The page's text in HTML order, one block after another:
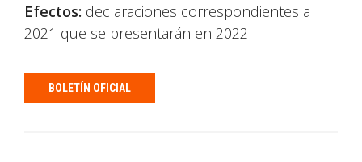
Efectos: declaraciones correspondientes a
2021 que se presentarán en 2022
BOLETÍN OFICIAL